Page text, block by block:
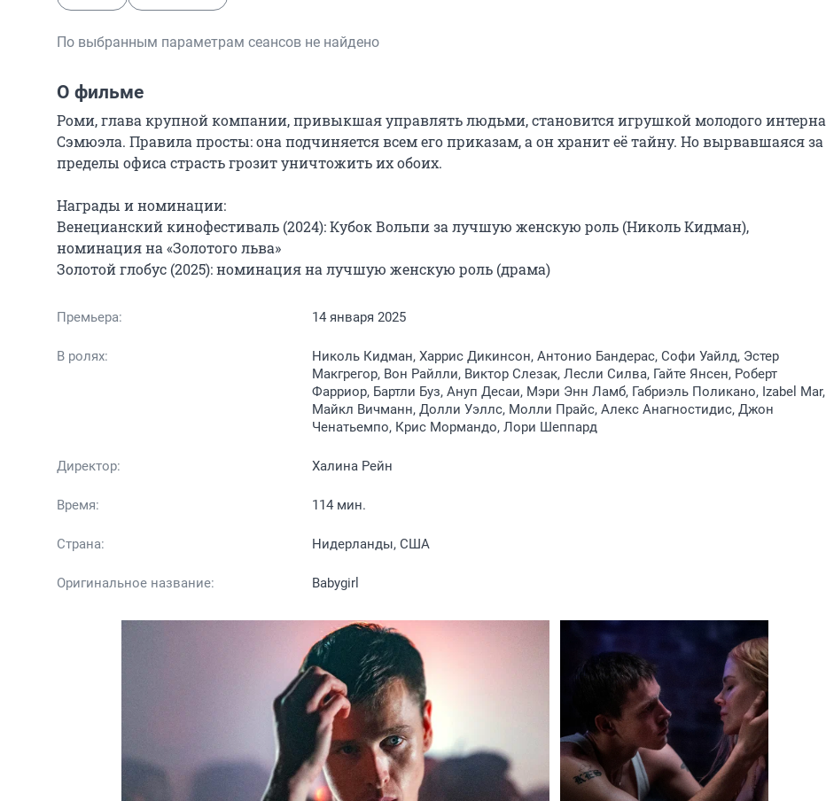
По выбранным параметрам сеансов не найдено
О фильме
Роми, глава крупной компании, привыкшая управлять людьми, становится игрушкой молодого интерна
Сэмюэла. Правила просты: она подчиняется всем его приказам, а он хранит её тайну. Но вырвавшаяся за
пределы офиса страсть грозит уничтожить их обоих.
Награды и номинации:
Венецианский кинофестиваль (2024): Кубок Вольпи за лучшую женскую роль (Николь Кидман),
номинация на «Золотого льва»
Золотой глобус (2025): номинация на лучшую женскую роль (драма)
Премьера: 14 января 2025
В ролях:
Николь Кидман, Харрис Дикинсон, Антонио Бандерас, Софи Уайлд, Эстер
Макгрегор, Вон Райлли, Виктор Слезак, Лесли Силва, Гайте Янсен, Роберт
Фарриор, Бартли Буз, Ануп Десаи, Мэри Энн Ламб, Габриэль Поликано, Izabel Mar,
Майкл Вичманн, Долли Уэллс, Молли Прайс, Алекс Анагностидис, Джон
Ченатьемпо, Крис Мормандо, Лори Шеппард
Директор: Халина Рейн
Время: 114 мин.
Страна: Нидерланды, США
Оригинальное название: Babygirl